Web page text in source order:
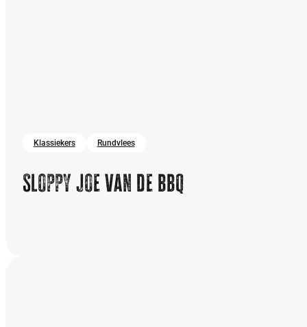
Klassiekers Rundvlees
Sloppy joe van de bbq